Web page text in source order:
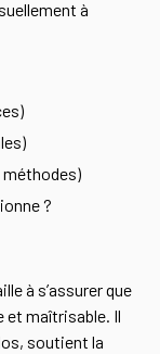
à
?
à s’assurer que
et maîtrisable. Il
soutient la